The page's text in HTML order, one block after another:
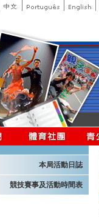
本局活動日誌
競技賽事及活動時間表